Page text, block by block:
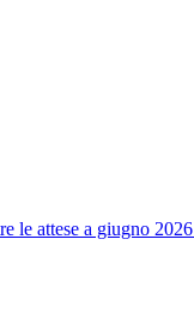
le attese a giugno 2026